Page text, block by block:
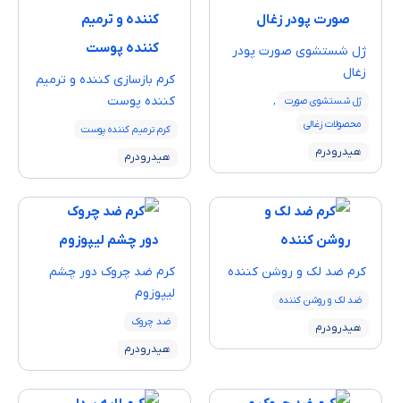
ژل شستشوی صورت پودر
زغال
ژل شستشوی صورت
,
محصولات زغالی
هیدرودرم
کرم بازسازی کننده و ترمیم
کننده پوست
کرم ترمیم کننده پوست
هیدرودرم
کرم ضد لک و روشن کننده
ضد لک و روشن کننده
هیدرودرم
كرم ضد چروک دور چشم
لیپوزوم
ضد چروک
هیدرودرم